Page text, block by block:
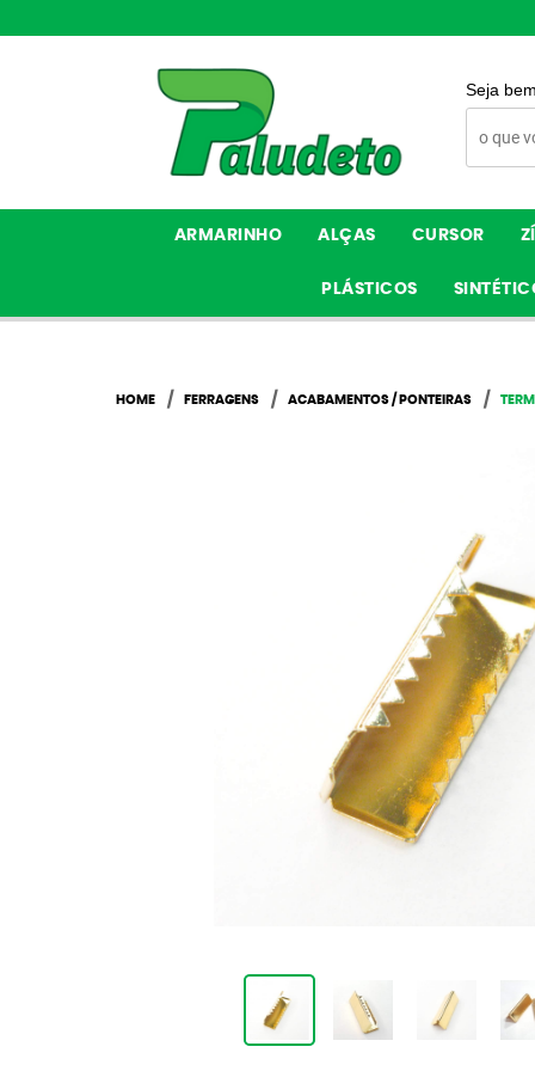
Seja
ARMARINHO ALÇAS CURSOR
PLÁSTICOS
HOME FERRAGENS ACABAMENTOS / PONTEIRAS